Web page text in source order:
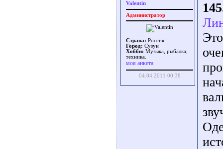
Valentin
Администратор
Страна: Россия
Город: Сузун
Хобби: Музыка, рыбалка,
техника.
моя анкета
04.04.2011 00:38